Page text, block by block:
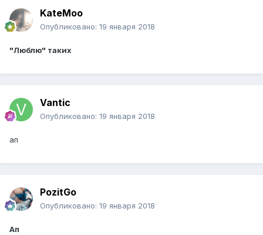
KateMoo
Опубликовано: 19 января 2018
"Люблю" таких
Vantic
Опубликовано: 19 января 2018
ап
PozitGo
Опубликовано: 19 января 2018
Ап